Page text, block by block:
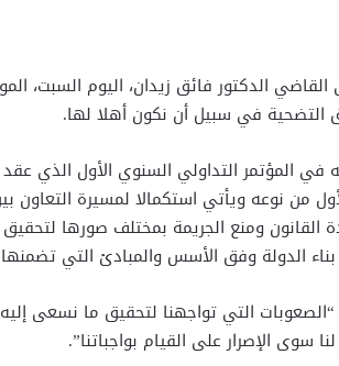
التضحية في سبيل أن نكون أهلا لها.
المؤتمر التداولي السنوي الأول الذي
من نوعه ويأتي استكمالا لمسيرة التعاون
ومنع الجريمة بمختلف صورها لتحقيق
بناء الدولة وفق الأسس والمبادئ التي
التي تواجهنا لتحقيق ما نسعى
سوى الإصرار على القيام بواجباتنا”.